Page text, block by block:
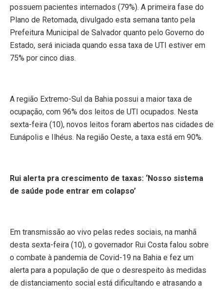
possuem pacientes internados (79%). A primeira fase do
Plano de Retomada, divulgado esta semana tanto pela
Prefeitura Municipal de Salvador quanto pelo Governo do
Estado, será iniciada quando essa taxa de UTI estiver em
75% por cinco dias.
A região Extremo-Sul da Bahia possui a maior taxa de
ocupação, com 96% dos leitos de UTI ocupados. Nesta
sexta-feira (10), novos leitos foram abertos nas cidades de
Eunápolis e Ilhéus. Na região Oeste, a taxa está em 90%.
Rui alerta pra crescimento de taxas: ‘Nosso sistema
de saúde pode entrar em colapso’
Em transmissão ao vivo pelas redes sociais, na manhã
desta sexta-feira (10), o governador Rui Costa falou sobre
o combate à pandemia de Covid-19 na Bahia e fez um
alerta para a população de que o desrespeito às medidas
de distanciamento social está dificultando e atrasando a